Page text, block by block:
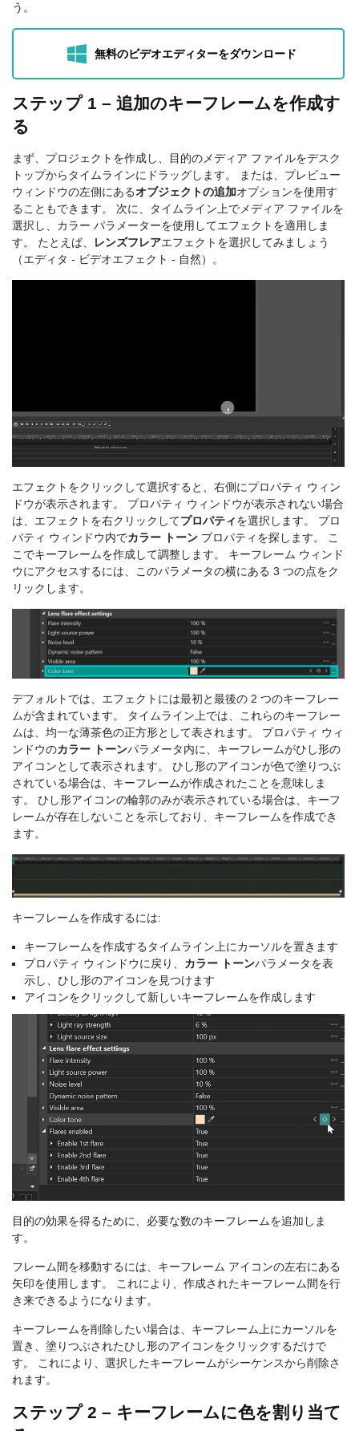
う。
無料のビデオエディターをダウンロード
ステップ 1 – 追加のキーフレームを作成す
る
まず、プロジェクトを作成し、目的のメディア ファイルをデスク
トップからタイムラインにドラッグします。 または、プレビュー
ウィンドウの左側にあるオブジェクトの追加オプションを使用す
ることもできます。 次に、タイムライン上でメディア ファイルを
選択し、カラー パラメーターを使用してエフェクトを適用しま
す。 たとえば、
レンズフレアエフェクトを選択してみましょう
（エディタ - ビデオエフェクト - 自然）。
エフェクトをクリックして選択すると、右側にプロパティ ウィン
ドウが表示されます。 プロパティ ウィンドウが表示されない場合
は、エフェクトを右クリックしてプロパティを選択します。 プロ
パティ ウィンドウ内でカラー トーン プロパティを探します。 こ
こでキーフレームを作成して調整します。 キーフレーム ウィンド
ウにアクセスするには、このパラメータの横にある 3 つの点をク
リックします。
デフォルトでは、エフェクトには最初と最後の 2 つのキーフレー
ムが含まれています。 タイムライン上では、これらのキーフレー
ムは、均一な薄茶色の正方形として表されます。 プロパティ ウィ
ンドウのカラー トーンパラメータ内に、キーフレームがひし形の
アイコンとして表示されます。 ひし形のアイコンが色で塗りつぶ
されている場合は、キーフレームが作成されたことを意味しま
す。 ひし形アイコンの輪郭のみが表示されている場合は、キーフ
レームが存在しないことを示しており、キーフレームを作成でき
ます。
キーフレームを作成するには:
キーフレームを作成するタイムライン上にカーソルを置きます
プロパティ ウィンドウに戻り、 カラー トーンパラメータを表
示し、ひし形のアイコンを見つけます
アイコンをクリックして新しいキーフレームを作成します
目的の効果を得るために、必要な数のキーフレームを追加しま
す。
フレーム間を移動するには、キーフレーム アイコンの左右にある
矢印を使用します。 これにより、作成されたキーフレーム間を行
き来できるようになります。
キーフレームを削除したい場合は、キーフレーム上にカーソルを
置き、塗りつぶされたひし形のアイコンをクリックするだけで
す。 これにより、選択したキーフレームがシーケンスから削除さ
れます。
ステップ 2 – キーフレームに色を割り当て